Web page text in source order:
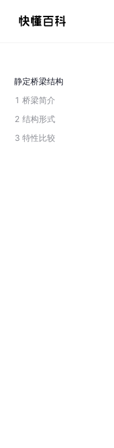
静定桥梁结构
1 桥梁简介
2 结构形式
3 特性比较